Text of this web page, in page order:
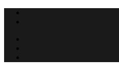
Preskočiť